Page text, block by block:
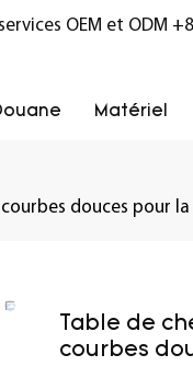
OEM et ODM
Matériel
douces pour
Table de
courbes